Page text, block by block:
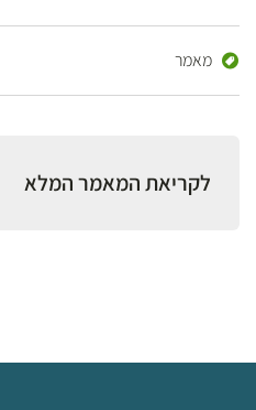
מאמר
לקריאת המאמר המלא